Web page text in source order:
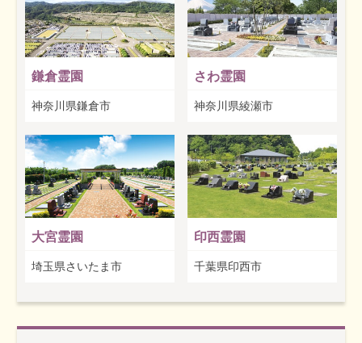
鎌倉霊園
神奈川県鎌倉市
さわ霊園
神奈川県綾瀬市
大宮霊園
埼玉県さいたま市
印西霊園
千葉県印西市